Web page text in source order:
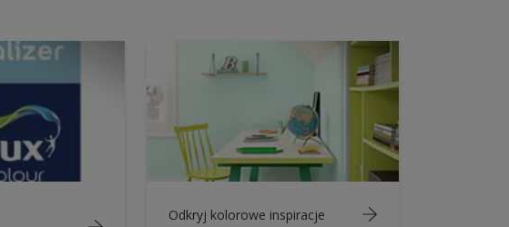
Odkryj kolorowe inspiracje